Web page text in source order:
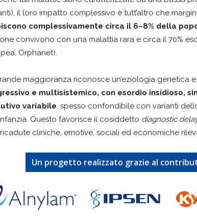
il loro impatto complessivo è tutt’altro che
complessivamente circa il 6–8% della
convivono con una malattia rara e circa il 70%
Orphanet).
maggioranza riconosce un’eziologia genetica
e multisistemico, con esordio insidioso,
variabile, spesso confondibile con varianti
Questo favorisce il cosiddetto diagnostic
cliniche, emotive, sociali ed economiche
Un progetto realizzato grazie al